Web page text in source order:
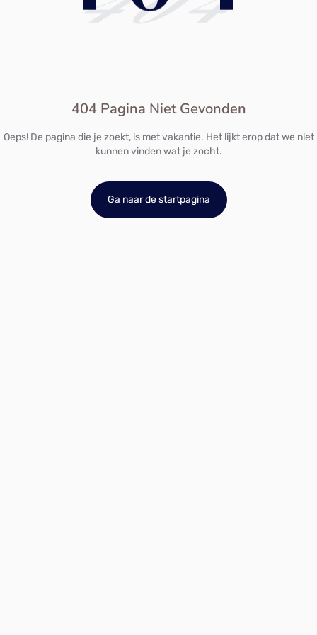
404 Pagina Niet Gevonden
Oeps! De pagina die je zoekt, is met vakantie. Het lijkt erop dat we niet
kunnen vinden wat je zocht.
Ga naar de startpagina